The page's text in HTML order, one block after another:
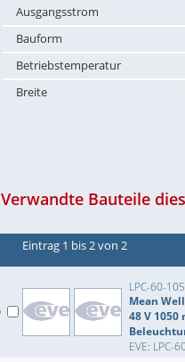
Ausgangsstrom
Bauform
Betriebstemperatur
Breite
Verwandte Bauteile
Eintrag 1 bis 2 von 2
LPC-60-
Mean
48 V 1050
EVE: LPC-